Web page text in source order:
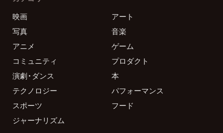
映画
アート
写真
音楽
アニメ
ゲーム
コミュニティ
プロダクト
演劇・ダンス
本
テクノロジー
パフォーマンス
スポーツ
フード
ジャーナリズム